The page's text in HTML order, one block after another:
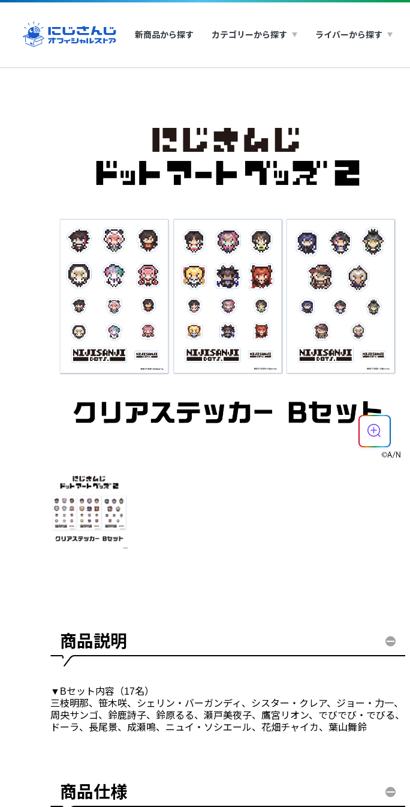
新商品から探す カテゴリーから探す ライバーから探す
商品説明
▼Bセット内容（17名）
三枝明那、笹木咲、シェリン・バーガンディ、シスター・クレア、ジョー・力一、
周央サンゴ、鈴鹿詩子、鈴原るる、瀬戸美夜子、鷹宮リオン、でびでび・でびる、
ドーラ、長尾景、成瀬鳴、ニュイ・ソシエール、花畑チャイカ、葉山舞鈴
商品仕様